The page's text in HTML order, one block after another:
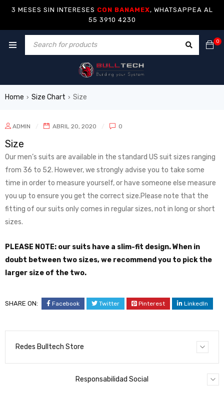
3 MESES SIN INTERESES CON BANAMEX, WHATSAPPEA AL
55 3910 4230
0
Home › Size Chart › Size
ADMIN ABRIL 20, 2020 0
Size
Our men’s suits are available in the standard US suit sizes ranging
from 36 to 52. However, we strongly advise you to take some
time in order to measure yourself, or have someone else measure
you up to ensure you get the correct size.Please note that the
fitting of our suits only comes in regular sizes, not in long or short
sizes.
PLEASE NOTE: our suits have a slim-fit design. When in
doubt between two sizes, we recommend you to pick the
larger size of the two.
SHARE ON: Facebook Twitter Pinterest LinkedIn
Redes Bulltech Store
Responsabilidad Social